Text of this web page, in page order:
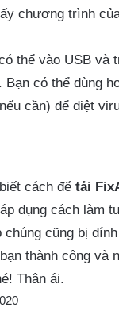
chương trình
thể vào USB và
có thể dùng
cần) để diệt
cách để tải
dụng cách làm
cũng bị
thành công và
Thân ái.